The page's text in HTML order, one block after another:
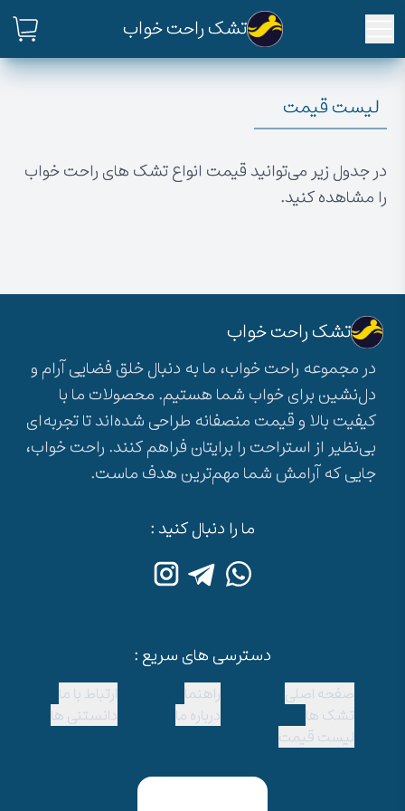
تشک راحت خواب
لیست قیمت
در جدول زیر می‌توانید قیمت انواع تشک های راحت خواب
را مشاهده کنید.
تشک راحت خواب
در مجموعه راحت خواب، ما به دنبال خلق فضایی آرام و
دل‌نشین برای خواب شما هستیم. محصولات ما با
کیفیت بالا و قیمت منصفانه طراحی شده‌اند تا تجربه‌ای
بی‌نظیر از استراحت را برایتان فراهم کنند. راحت خواب،
جایی که آرامش شما مهم‌ترین هدف ماست.
ما را دنبال کنید :
دسترسی های سریع :
صفحه اصلی
تشک ها
لیست قیمت
راهنما
درباره ما
ارتباط با ما
دانستنی ها